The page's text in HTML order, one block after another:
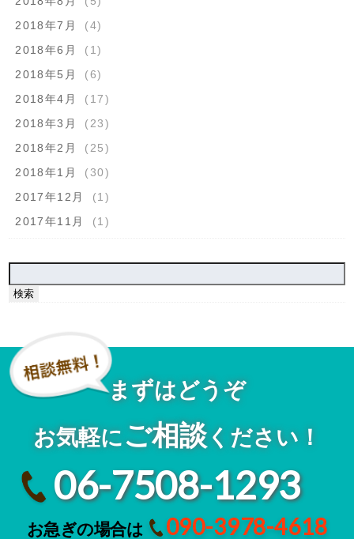
2018年7月
(4)
2018年6月
(1)
2018年5月
(6)
2018年4月
(17)
2018年3月
(23)
2018年2月
(25)
2018年1月
(30)
2017年12月
(1)
2017年11月
(1)
索:
まずはどうぞ
お気軽にご相談 ください！
06-7508-1293
お急ぎの場合は 090-3978-4618